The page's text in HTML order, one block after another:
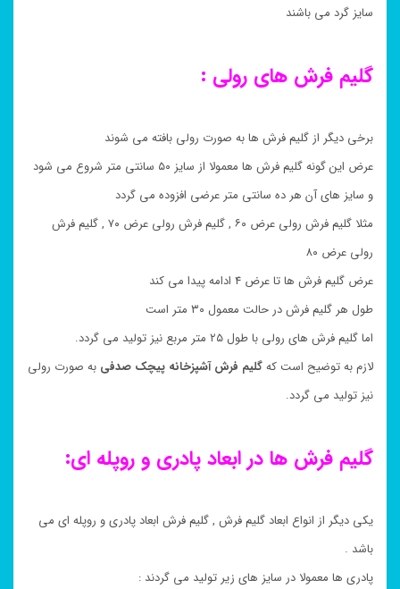
سایز گرد می باشند
گلیم فرش های رولی :
برخی دیگر از گلیم فرش ها به صورت رولی بافته می شوند
عرض این گونه گلیم فرش ها معمولا از سایز ۵۰ سانتی متر شروع می شود
و سایز های آن هر ده سانتی متر عرضی افزوده می گردد
مثلا گلیم فرش رولی عرض ۶۰ , گلیم فرش رولی عرض ۷۰ , گلیم فرش
رولی عرض ۸۰
عرض گلیم فرش ها تا عرض ۴ ادامه پیدا می کند
طول هر گلیم فرش در حالت معمول ۳۰ متر است
اما گلیم فرش های رولی با طول ۲۵ متر مربع نیز تولید می گردد.
لازم به توضیح است کهگلیم فرشآشپزخانه پیچک صدفی به صورت رولی
نیز تولید می گردد.
گلیم فرش ها در ابعاد پادری و روپله ای:
یکی دیگر از انواع ابعاد گلیم فرش , گلیم فرش ابعاد پادری و روپله ای می
باشد .
پادری ها معمولا در سایز های زیر تولید می گردند :